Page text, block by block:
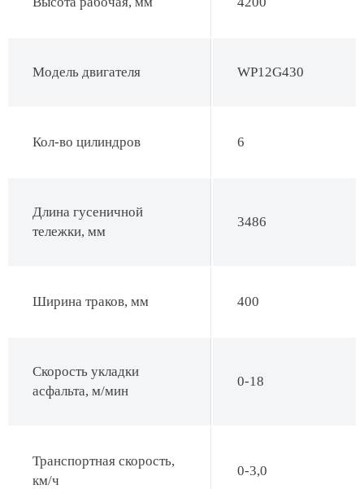
Модель двигателя WP12G430
Кол-во цилиндров 6
Длина гусеничной
тележки, мм
3486
Ширина траков, мм 400
Скорость укладки
асфальта, м/мин
0-18
Транспортная скорость,
км/ч
0-3,0